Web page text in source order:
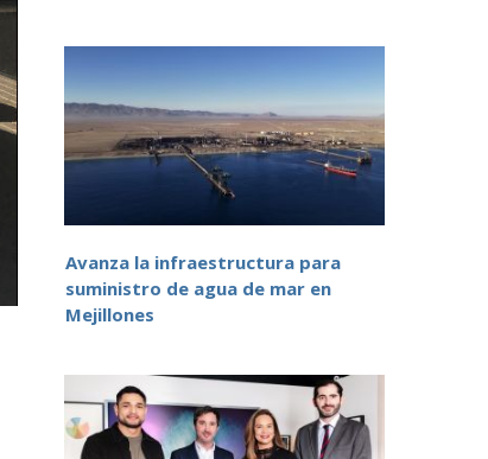
Avanza la infraestructura para
suministro de agua de mar en
Mejillones